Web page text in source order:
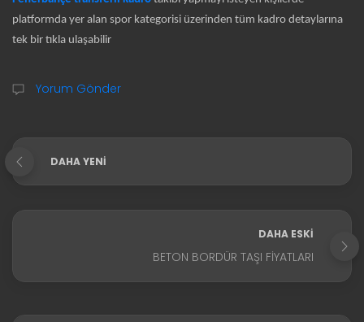
platformda yer alan spor kategorisi üzerinden tüm kadro detaylarına
tek bir tıkla ulaşabilir
Yorum Gönder
DAHA YENI
DAHA ESKI
BETON BORDÜR TAŞI FIYATLARI